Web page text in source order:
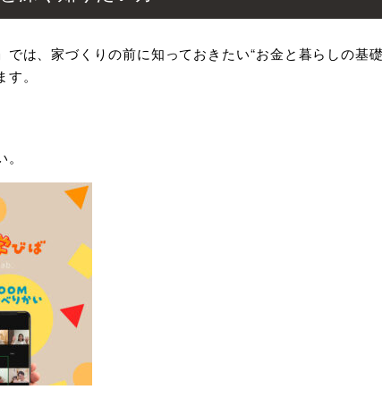
では、家づくりの前に知っておきたい“お金と暮らしの基
。